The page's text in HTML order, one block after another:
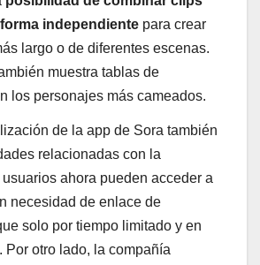
independiente para crear
largo o de diferentes escenas.
muestra tablas de
los personajes más cameados.
de la app de Sora también
relacionadas con la
ahora pueden acceder a
necesidad de enlace de
solo por tiempo limitado y en
Por otro lado, la compañía